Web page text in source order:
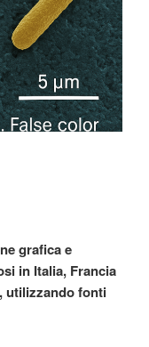
grafica e
in Italia, Francia
utilizzando fonti